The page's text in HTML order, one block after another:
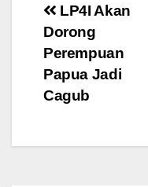
Post
LP4I Akan
Dorong
Perempuan
Papua Jadi
Cagub